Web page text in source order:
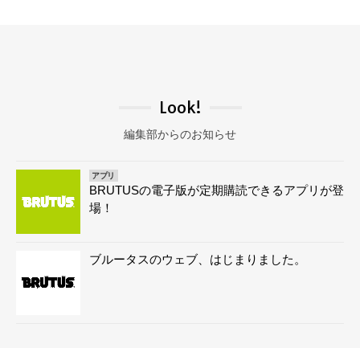
Look!
編集部からのお知らせ
アプリ
BRUTUSの電子版が定期購読できるアプリが登
場！
ブルータスのウェブ、はじまりました。